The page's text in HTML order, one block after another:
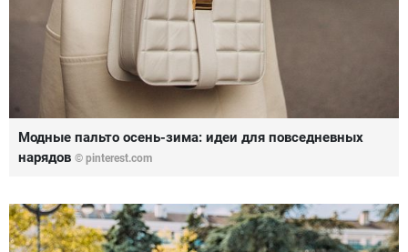
Модные пальто осень-зима: идеи для повседневных
нарядов © pinterest.com